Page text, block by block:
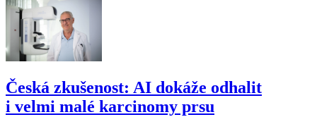
Česká zkušenost: AI dokáže odhalit
i velmi malé karcinomy prsu